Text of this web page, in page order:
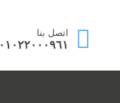
اتصل بنا
٠١٠٢٢٠٠٠٩٦١